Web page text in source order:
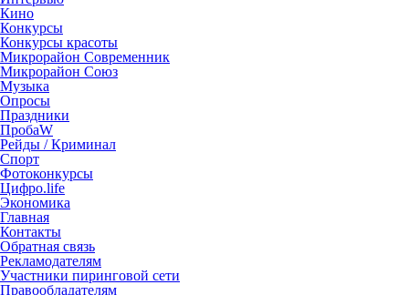
Кино
Конкурсы
Конкурсы красоты
Микрорайон Современник
Микрорайон Союз
Музыка
Опросы
Праздники
ПробаW
Рейды / Криминал
Спорт
Фотоконкурсы
Цифро.life
Экономика
Главная
Контакты
Обратная связь
Рекламодателям
Участники пиринговой сети
Правообладателям